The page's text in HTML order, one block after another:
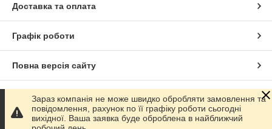
Доставка та оплата
Графік роботи
Повна версія сайту
Сайт створено на маркетплейсі Prom.ua
Політика конфіденційності
Зараз компанія не може швидко обробляти замовлення та
повідомлення, рахунок по її графіку роботи сьогодні
вихідної. Ваша заявка буде оброблена в найближчий